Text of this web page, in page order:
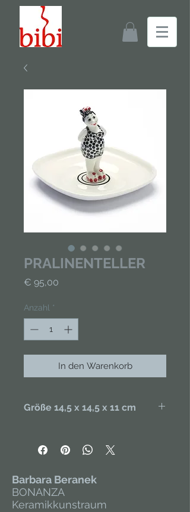
PRALINENTELLER
€ 95,00
Anzahl *
In den Warenkorb
Größe 14,5 x 14,5 x 11 cm
handbemalt. Unikat.
Barbara Beranek
BONANZA
Keramikkunstraum